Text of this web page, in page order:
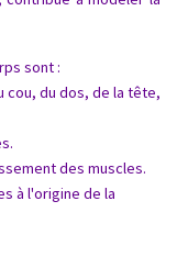
sont :
cou, du dos, de la tête,
des muscles.
à l'origine de la